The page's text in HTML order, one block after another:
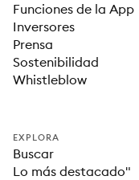
Funciones de la App
Inversores
Prensa
Sostenibilidad
Whistleblow
EXPLORA
Buscar
Lo más destacado"